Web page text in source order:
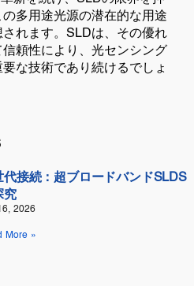
多用途光源の潜在的な用途
れます。SLDは、その優れ
頼性により、光センシング
な技術であり続けるでしょ
代接続：超ブロードバンドSLDS
究
2026
More »